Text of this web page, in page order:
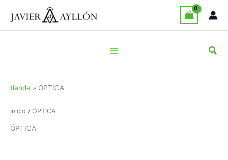
tienda » ÓPTICA
Inicio / ÓPTICA
ÓPTICA